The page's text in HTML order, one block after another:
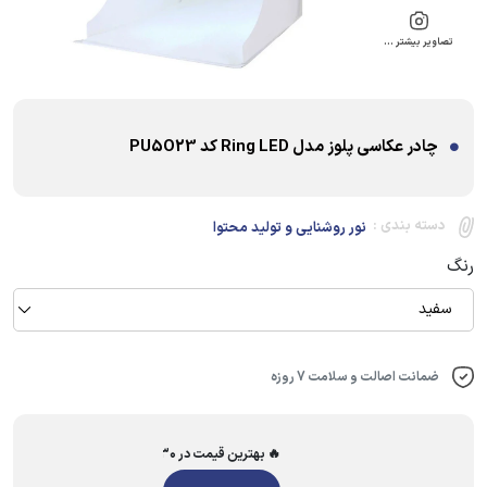
تصاویر بیشتر …
چادر عکاسی پلوز مدل Ring LED کد PU5O23
دسته بندی : نور روشنایی و تولید محتوا
رنگ
سفید
ضمانت اصالت و سلامت 7 روزه
🔥 بهترین قیمت در ۳۰ روز گذشته